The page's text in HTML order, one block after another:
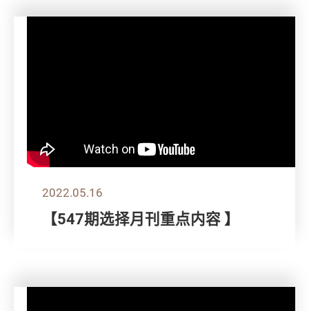
2022.05.16
【547期选择月刊重点内容 】